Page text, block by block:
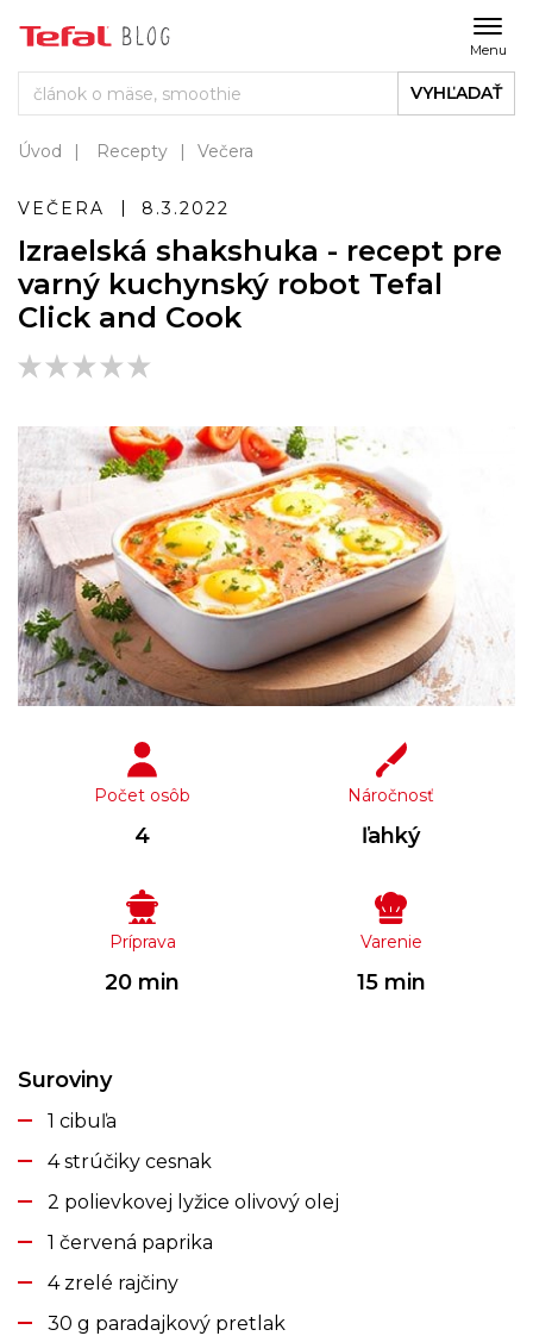
Menu
VYHĽADAŤ
Úvod Recepty Večera
VEČERA 8.3.2022
Izraelská shakshuka - recept pre
varný kuchynský robot Tefal
Click and Cook
Počet osôb
4
Náročnosť
ľahký
Príprava
20 min
Varenie
15 min
Suroviny
1 cibuľa
4 strúčiky cesnak
2 polievkovej lyžice olivový olej
1 červená paprika
4 zrelé rajčiny
30 g paradajkový pretlak